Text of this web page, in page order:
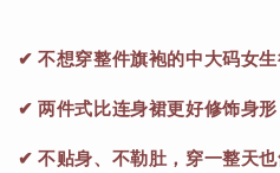
✔ 不想穿整件旗袍的中大码女
✔ 两件式比连身裙更好修饰身形
✔ 不贴身、不勒肚，穿一整天